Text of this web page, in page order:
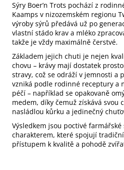
Sýry Boer’n Trots pochází z
Kaamps v nizozemském regionu
výroby sýrů předává už po
vlastní stádo krav a mléko
takže je vždy maximálně čerstvé.
Základem jejich chuti je nejen
chovu – krávy mají dostatek
stravy, což se odráží v jemnosti a
vzniká podle rodinné receptury a
péčí – například se opakovaně
medem, díky čemuž získává svou
nasládlou kůrku a jedinečný
Výsledkem jsou poctivé farmářské
charakterem, které spojují
přístupem k kvalitě a pohodě